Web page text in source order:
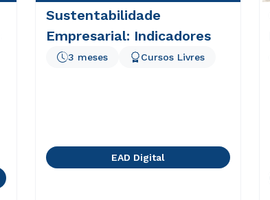
Sustentabilidade
Empresarial: Indicadores
3 meses Cursos Livres
EAD Digital